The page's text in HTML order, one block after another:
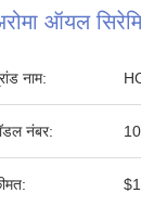
ऑयल
नाम:
नंबर: